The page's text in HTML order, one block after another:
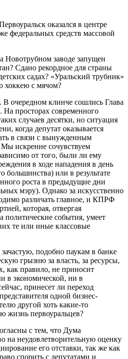
оказался в центре
федеральных средств массовой
Новотрубном заводе запущен
Сдано рекордное для страны
садах? «Уральский трубник»
хоккею с мячом?
В очередном клинче сошлись Глава
На просторах современного
случаев десятки, но ситуация
когда депутат оказывается
в связи с вынужденным
искренне сочувствуем
от того, были ли ему
в ходе нападения в день
большинства) или в результате
роста в предыдущие дни
мэру). Однако за искусственно
различать главное, и КПРФ
которая, отвергая
политические события, умеет
те или иные классовые
подобно паукам в банке
грызню за власть, за ресурсы,
правило, не приносит
в экономической, ни в
принесет ли переход
одной бизнес-
другой хоть какие-то
жизнь первоуральцев?
с тем, что Дума
на неудовлетворительную оценку
его отставки, так же как
спорить с депутатами и